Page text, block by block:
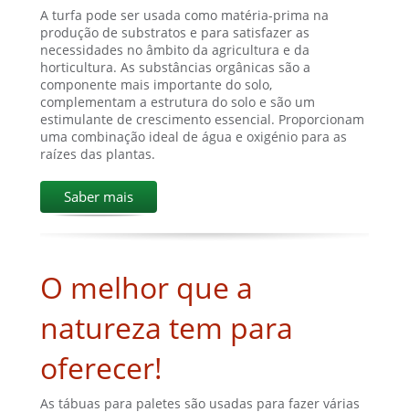
A turfa pode ser usada como matéria-prima na
produção de substratos e para satisfazer as
necessidades no âmbito da agricultura e da
horticultura. As substâncias orgânicas são a
componente mais importante do solo,
complementam a estrutura do solo e são um
estimulante de crescimento essencial. Proporcionam
uma combinação ideal de água e oxigénio para as
raízes das plantas.
Saber mais
O melhor que a
natureza tem para
oferecer!
As tábuas para paletes são usadas para fazer várias